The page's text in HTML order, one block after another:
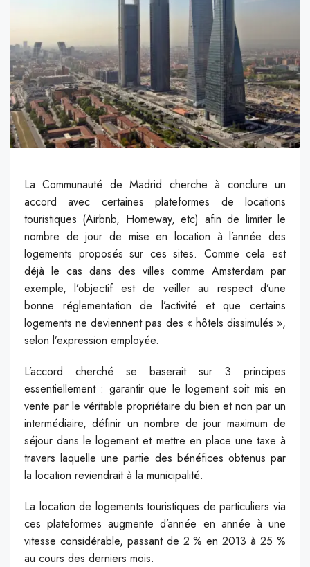
La Communauté de Madrid cherche à conclure un
accord avec certaines plateformes de locations
touristiques (Airbnb, Homeway, etc) afin de limiter le
nombre de jour de mise en location à l’année des
logements proposés sur ces sites. Comme cela est
déjà le cas dans des villes comme Amsterdam par
exemple, l’objectif est de veiller au respect d’une
bonne réglementation de l’activité et que certains
logements ne deviennent pas des « hôtels dissimulés »,
selon l’expression employée.
L’accord cherché se baserait sur 3 principes
essentiellement : garantir que le logement soit mis en
vente par le véritable propriétaire du bien et non par un
intermédiaire, définir un nombre de jour maximum de
séjour dans le logement et mettre en place une taxe à
travers laquelle une partie des bénéfices obtenus par
la location reviendrait à la municipalité.
La location de logements touristiques de particuliers via
ces plateformes augmente d’année en année à une
vitesse considérable, passant de 2 % en 2013 à 25 %
au cours des derniers mois.